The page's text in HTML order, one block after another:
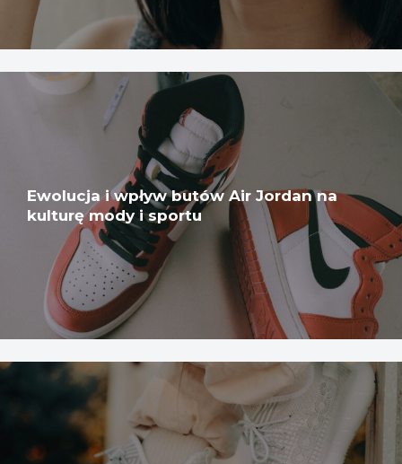
Ewolucja i wpływ butów Air Jordan na
kulturę mody i sportu